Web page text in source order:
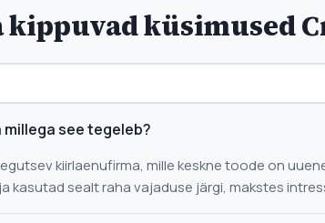
küsimused
millega see tegeleb?
kiirlaenufirma, mille keskne toode on
kasutad sealt raha vajaduse järgi, makstes